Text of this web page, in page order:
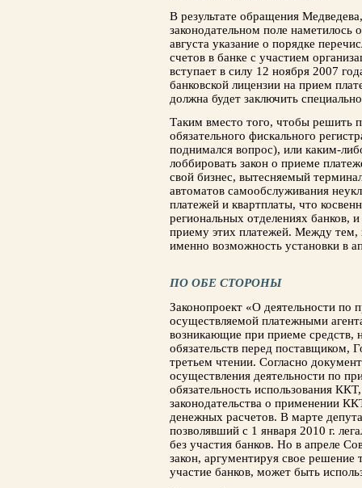
В результате обращения
законодательном поле наметилось
августа указание о порядке
счетов в банке с участием
вступает в силу 12 ноября 2007
банковской лицензии на прием
должна будет заключить
Таким вместо того, чтобы решить
обязательного фискального
поднимался вопрос), или каким-
лоббировать закон о приеме
свой бизнес, вытесняемый
автоматов самообслуживания
платежей и квартплаты, что
региональных отделениях банков,
приему этих платежей. Между тем,
именно возможность установки в
ПО ОБЕ СТОРОНЫ
Законопроект «О деятельности по
осуществляемой платежными
возникающие при приеме средств,
обязательств перед поставщиком,
третьем чтении. Согласно
осуществления деятельности по
обязательность использования
законодательства о применении
денежных расчетов. В марте
позволявший с 1 января 2010 г.
без участия банков. Но в апреле
закон, аргументируя свое
участие банков, может быть